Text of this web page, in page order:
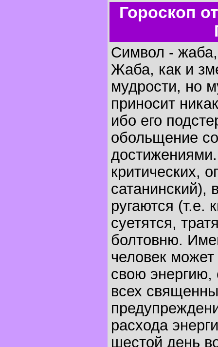
Гороскоп
Символ -
Жаба, как и
мудрости, но
приносит
ибо его
обольщение
критических,
сатанинский),
ругаются (т.е.
суетятся,
болтовню.
человек
свою энергию,
всех
расхода
шестой день